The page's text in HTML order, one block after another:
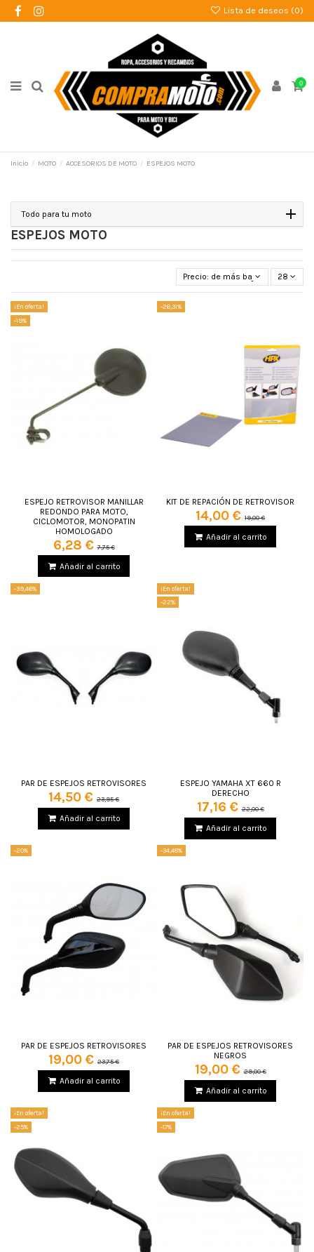
Lista de deseos (0)
0
Inicio MOTO ACCESORIOS DE MOTO ESPEJOS MOTO
ESPEJOS MOTO
Precio: de más bajo a más alto
28
¡En oferta!
-19%
ESPEJO RETROVISOR MANILLAR
REDONDO PARA MOTO,
CICLOMOTOR, MONOPATIN
HOMOLOGADO
6,28 €7,75 €
Añadir al carrito
-26,31%
KIT DE REPACIÓN DE RETROVISOR
14,00 € 19,00 €
Añadir al carrito
-39,46%
PAR DE ESPEJOS RETROVISORES
14,50 € 23,95 €
Añadir al carrito
¡En oferta!
-22%
ESPEJO YAMAHA XT 660 R
DERECHO
17,16 €22,00 €
Añadir al carrito
-20%
PAR DE ESPEJOS RETROVISORES
19,00 € 23,75 €
Añadir al carrito
-34,48%
PAR DE ESPEJOS RETROVISORES
NEGROS
19,00 €29,00 €
Añadir al carrito
¡En oferta!
-25%
¡En oferta!
-17%
Todo para tu moto